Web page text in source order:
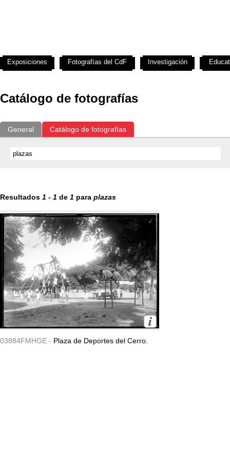
Catálogo de fotografías
General Catálogo de fotografías
Resultados 1 - 1 de 1 para plazas
03884FMHGE - Plaza de Deportes del Cerro.
Exposiciones Fotografías del CdF Investigación